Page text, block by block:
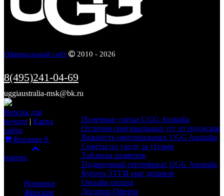
Официальный сайт 2010 - 2026
8(495)241-04-69
uggiaustralia-msk@bk.ru
Полезные статьи UGG Australia
Отличия оригинальных угг от подделок
Важность оригинальных UGG Australia
Советы по уходу за уггами
Таблицы размеров
Подарочный сертификат UGG Australia
Купить УГГИ еще дешевле
Онлайн оплата
Договор-Оферта
Версия для
печати | Карта
сайта
Корзина 0
наверх
Новинки
Женские